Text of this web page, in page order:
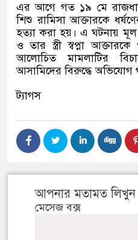
এর আগে গত ১৯ মে
শিশু রামিসা আক্তারকে
হত্যা করা হয়। এ ঘটনায়
ও তার স্ত্রী স্বপ্না
আলোচিত মামলাটির
আসামিদের বিরুদ্ধে অভিযোগ
ট্যাগস
আপনার মতামত লিখুন
মেসেজ বক্স